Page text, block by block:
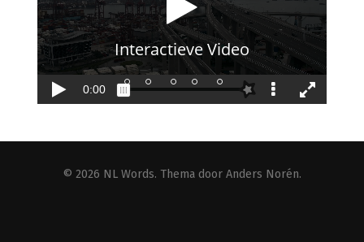
© 2026 NL Words. Thema door Anders Norén.